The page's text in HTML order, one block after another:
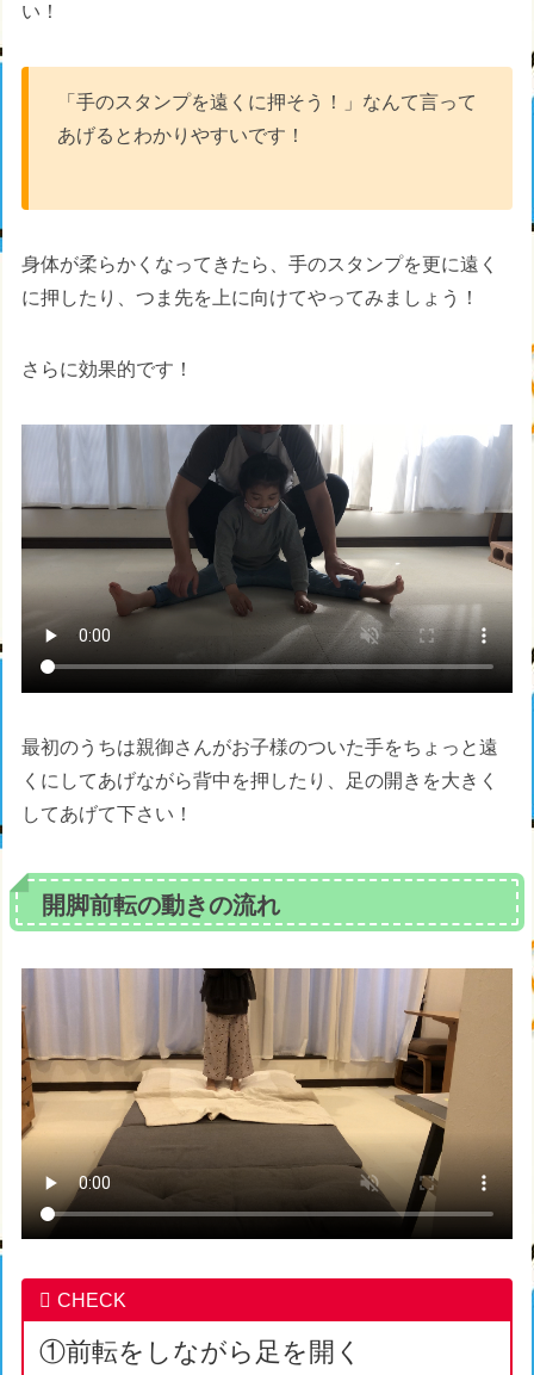
い！
「手のスタンプを遠くに押そう！」なんて言って
あげるとわかりやすいです！
身体が柔らかくなってきたら、手のスタンプを更に遠く
に押したり、つま先を上に向けてやってみましょう！
さらに効果的です！
最初のうちは親御さんがお子様のついた手をちょっと遠
くにしてあげながら背中を押したり、足の開きを大きく
してあげて下さい！
開脚前転の動きの流れ
CHECK
①前転をしながら足を開く